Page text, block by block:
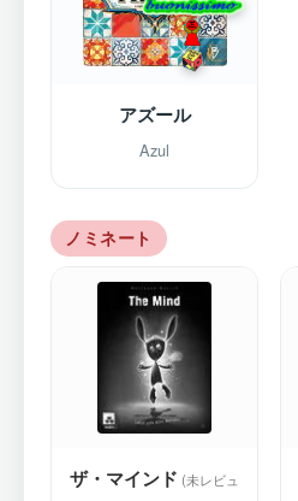
アズール
Azul
ノミネート
ザ・マインド